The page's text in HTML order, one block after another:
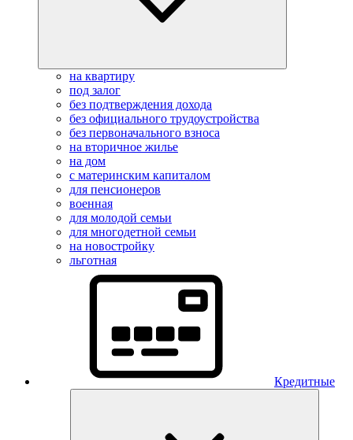
на квартиру
под залог
без подтверждения дохода
без официального трудоустройства
без первоначального взноса
на вторичное жилье
на дом
с материнским капиталом
для пенсионеров
военная
для молодой семьи
для многодетной семьи
на новостройку
льготная
Кредитные